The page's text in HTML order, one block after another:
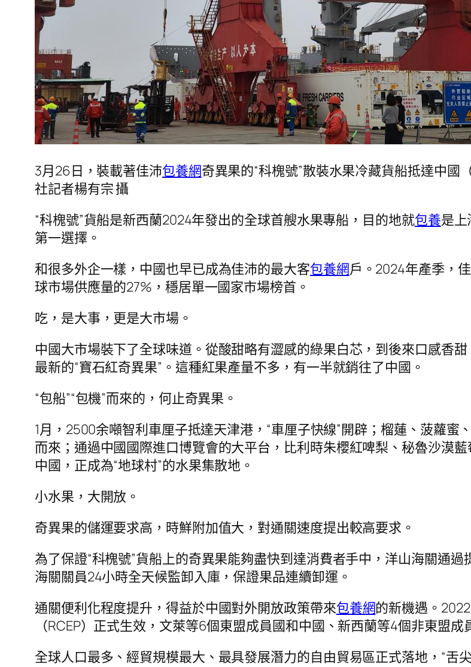
3月26日，裝載著佳沛包養網奇異果的“科槐號”散裝水果冷藏貨船抵達中
社記者楊有宗 攝
“科槐號”貨船是新西蘭2024年發出的全球首艘水果專船，目的地就包養是
第一選擇。
和很多外企一樣，中國也早已成為佳沛的最大客包養網戶。2024年產季，
球市場供應量的27%，穩居單一國家市場榜首。
吃，是大事，更是大市場。
中國大市場裝下了全球味道。從酸甜略有澀感的綠果白芯，到後來口感香
最新的“寶石紅奇異果”。這種紅果產量不多，有一半就銷往了中國。
“包船”“包機”而來的，何止奇異果。
1月，2500余噸智利車厘子抵達天津港，“車厘子快線”開辟；榴蓮、菠蘿蜜
而來；通過中國國際進口博覽會的大平台，比利時朱櫻紅啤梨、秘魯沙漠
中國，正成為“地球村”的水果集散地。
小水果，大開放。
奇異果的儲運要求高，時鮮附加值大，對通關速度提出較高要求。
為了保證“科槐號”貨船上的奇異果能夠盡快到達消費者手中，洋山海關通
海關關員24小時全天候監卸入庫，保證果品連續卸運。
通關便利化程度提升，得益於中國對外開放政策帶來包養網的新機遇。
（RCEP）正式生效，文萊等6個東盟成員國和中國、新西蘭等4個非東盟成
全球人口最多、經貿規模最大、最具發展潛力的自由貿易區正式落地，“舌